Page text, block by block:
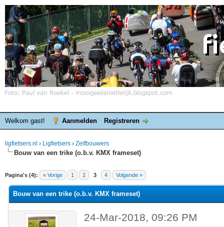
Welkom gast! Aanmelden Registreren
ligfietsers.nl › Ligfietsers › Zelfbouwers
Bouw van een trike (o.b.v. KMX frameset)
Pagina's (4): « Vorige 1 2 3 4 Volgende »
waardering is 0
Bouw van een trike (o.b.v. KMX frameset)
24-Mar-2018, 09:26 PM